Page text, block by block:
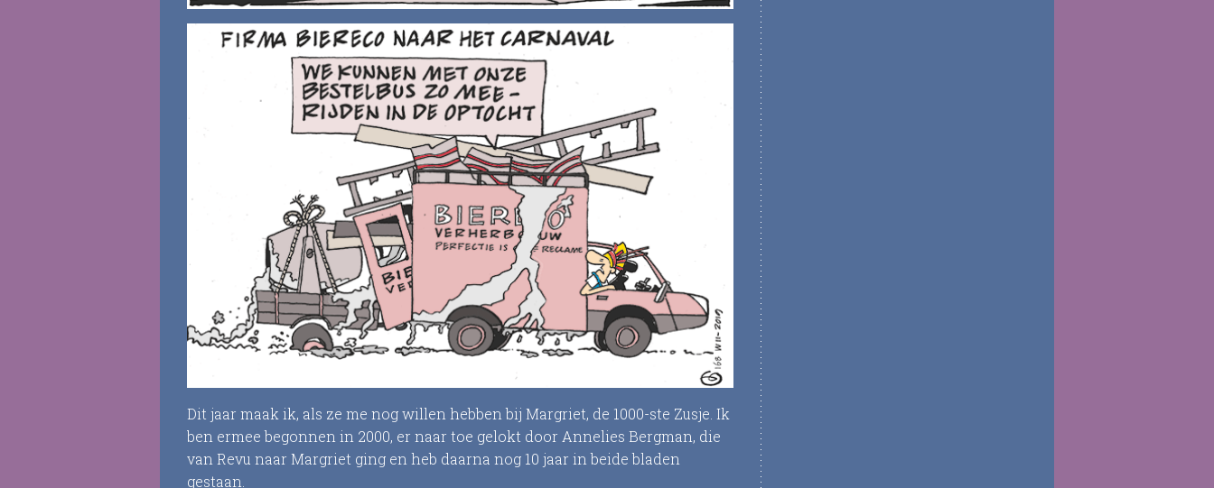
Dit jaar maak ik, als ze me nog willen hebben bij Margriet, de 1000-ste Zusje. Ik
ben ermee begonnen in 2000, er naar toe gelokt door Annelies Bergman, die
van Revu naar Margriet ging en heb daarna nog 10 jaar in beide bladen
gestaan.